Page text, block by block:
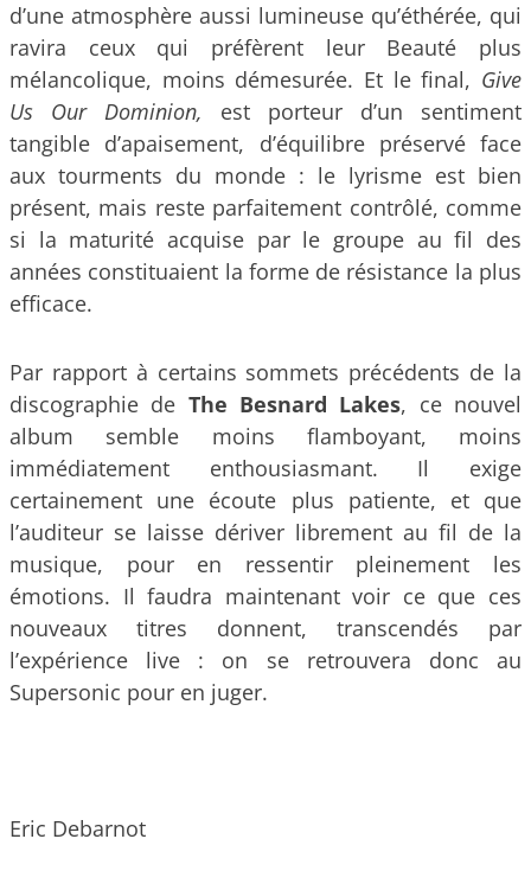
d’une atmosphère aussi lumineuse qu’éthérée, qui
ravira ceux qui préfèrent leur Beauté plus
mélancolique, moins démesurée. Et le final, Give
Us Our Dominion, est porteur d’un sentiment
tangible d’apaisement, d’équilibre préservé face
aux tourments du monde : le lyrisme est bien
présent, mais reste parfaitement contrôlé, comme
si la maturité acquise par le groupe au fil des
années constituaient la forme de résistance la plus
efficace.
Par rapport à certains sommets précédents de la
discographie de The Besnard Lakes, ce nouvel
album semble moins flamboyant, moins
immédiatement enthousiasmant. Il exige
certainement une écoute plus patiente, et que
l’auditeur se laisse dériver librement au fil de la
musique, pour en ressentir pleinement les
émotions. Il faudra maintenant voir ce que ces
nouveaux titres donnent, transcendés par
l’expérience live : on se retrouvera donc au
Supersonic pour en juger.
Eric Debarnot